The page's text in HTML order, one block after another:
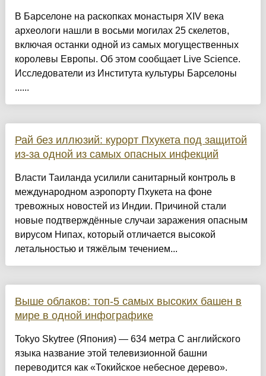
В Барселоне на раскопках монастыря XIV века
археологи нашли в восьми могилах 25 скелетов,
включая останки одной из самых могущественных
королевы Европы. Об этом сообщает Live Science.
Исследователи из Института культуры Барселоны
......
Рай без иллюзий: курорт Пхукета под защитой
из-за одной из самых опасных инфекций
Власти Таиланда усилили санитарный контроль в
международном аэропорту Пхукета на фоне
тревожных новостей из Индии. Причиной стали
новые подтверждённые случаи заражения опасным
вирусом Нипах, который отличается высокой
летальностью и тяжёлым течением...
Выше облаков: топ-5 самых высоких башен в
мире в одной инфографике
Tokyo Skytree (Япония) — 634 метра С английского
языка название этой телевизионной башни
переводится как «Токийское небесное дерево».